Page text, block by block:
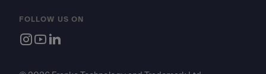
FOLLOW US ON